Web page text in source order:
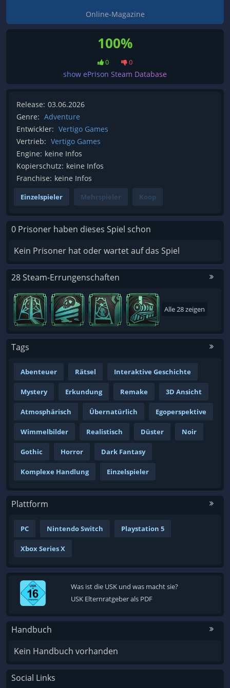
Online-Magazine
100%
0 0
show ePrison Steam Database
Release: 03.06.2026
Genre: Adventure
Entwickler: Vertigo Games
Vertrieb: Vertigo Games
Engine: keine Infos
Kopierschutz: keine Infos
Franchise: keine Infos
Einzelspieler Mehrspieler Koop
0 Prisoner haben dieses Spiel schon
Kein Prisoner hat oder wartet auf das Spiel
28 Steam-Errungenschaften
Alle 28 zeigen
Tags
Abenteuer Rätsel Interaktive Geschichte
Mystery Erkundung Remake 3D Ansicht
Atmosphärisch Übernatürlich Egoperspektive
Wimmelbilder Realistisch Düster Noir
Gothic Horror Dark Fantasy
Komplexe Handlung Einzelspieler
Plattform
PC Nintendo Switch Playstation 5
Xbox Series X
Was ist die USK und was macht sie?
USK Elternratgeber als PDF
Handbuch
Kein Handbuch vorhanden
Social Links